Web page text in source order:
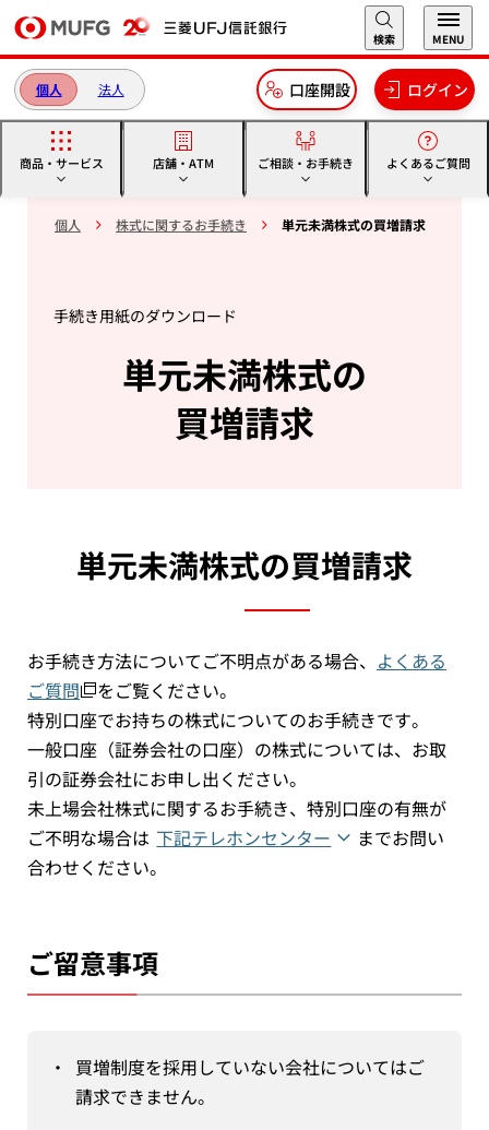
検索 MENU
個人 法人 口座開設 ログイン
商品・サービス 店舗・ATM ご相談・お手続き よくあるご質問
個人 株式に関するお手続き 単元未満株式の買増請求
手続き用紙のダウンロード
単元未満株式の
買増請求
単元未満株式の買増請求
お手続き方法についてご不明点がある場合、 よくある
ご質問
をご覧ください。
特別口座でお持ちの株式についてのお手続きです。
一般口座（証券会社の口座）の株式については、お取
引の証券会社にお申し出ください。
未上場会社株式に関するお手続き、特別口座の有無が
ご不明な場合は 下記テレホンセンター
までお問い
合わせください。
ご留意事項
・
買増制度を採用していない会社についてはご
請求できません。